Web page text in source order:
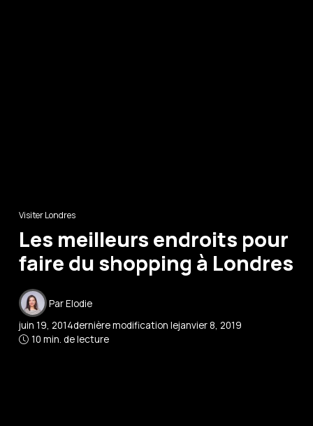
Visiter Londres
Les meilleurs endroits pour
faire du shopping à Londres
ParElodie
juin 19, 2014dernière modification lejanvier 8, 2019
10 min. de lecture